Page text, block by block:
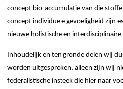
concept bio-accumulatie van die
concept individuele gevoeligheid zijn
nieuwe holistische en interdisciplinaire
Inhoudelijk en ten gronde delen wij
worden uitgesproken, alleen zijn wij
federalistische insteek die hier naar